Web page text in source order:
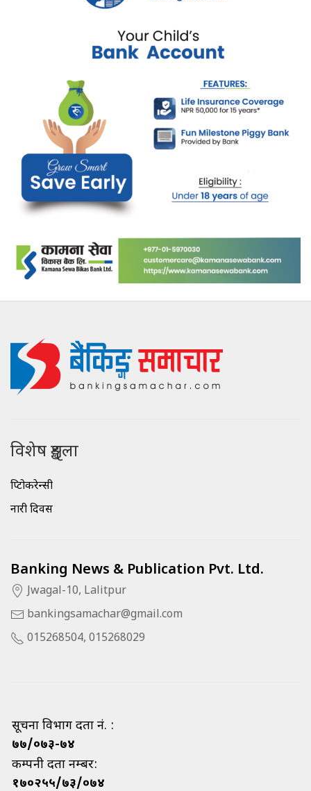
विशेष शृङ्खला
क्रिप्टोकरेन्सी
नारी दिवस
Banking News & Publication Pvt. Ltd.
Jwagal-10, Lalitpur
bankingsamachar@gmail.com
015268504, 015268029
सूचना विभाग दर्ता नं. :
७७/०७३-७४
कम्पनी दर्ता नम्बर:
१७०२५५/७३/०७४